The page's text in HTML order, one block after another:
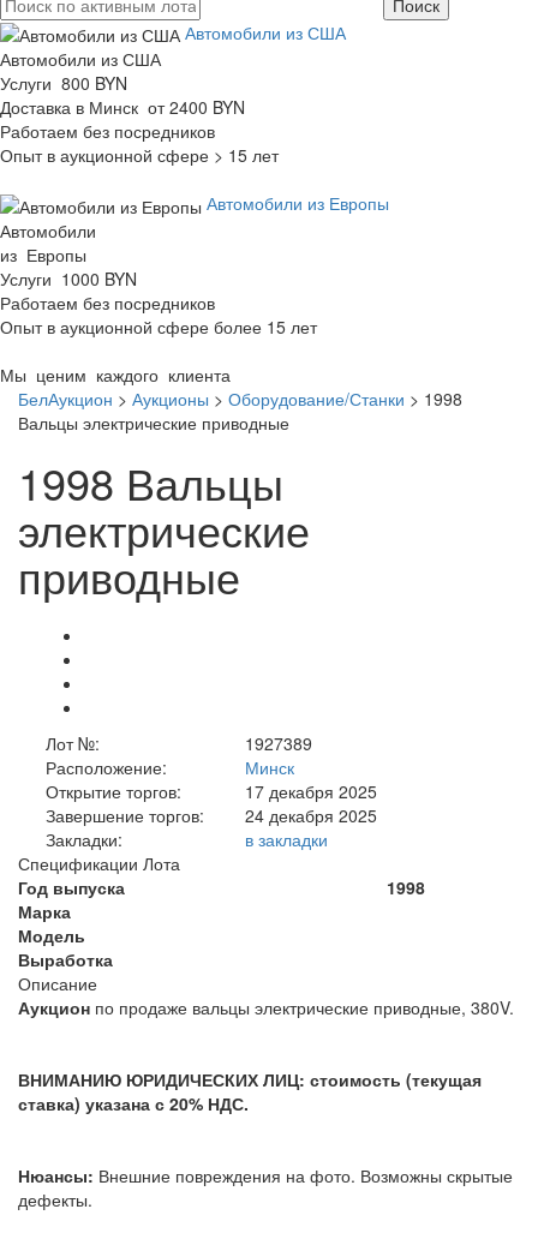
Автомобили из США
Автомобили из США
Услуги 800 BYN
Доставка в Минск от 2400 BYN
Работаем без посредников
Опыт в аукционной сфере > 15 лет
Автомобили из Европы
Автомобили
из Европы
Услуги 1000 BYN
Работаем без посредников
Опыт в аукционной сфере более 15 лет
Мы ценим каждого клиента
БелАукцион > Аукционы > Оборудование/Станки > 1998
Вальцы электрические приводные
1998 Вальцы
электрические
приводные
Лот №:
1927389
Расположение:
Минск
Открытие торгов:
17 декабря 2025
Завершение торгов:
24 декабря 2025
Закладки:
в закладки
Спецификации Лота
Год выпуска
1998
Марка
Модель
Выработка
Описание
Аукцион по продаже вальцы электрические приводные, 380V.
ВНИМАНИЮ ЮРИДИЧЕСКИХ ЛИЦ: стоимость (текущая
ставка) указана с 20% НДС.
Нюансы: Внешние повреждения на фото. Возможны скрытые
дефекты.